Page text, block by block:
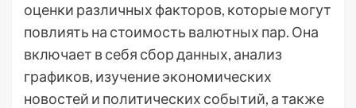
оценки различных факторов, которые могут
повлиять на стоимость валютных пар. Она
включает в себя сбор данных, анализ
графиков, изучение экономических
новостей и политических событий, а также